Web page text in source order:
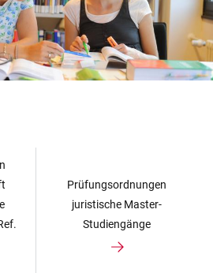
Prüfungsordnungen
juristische Master-
Studiengänge